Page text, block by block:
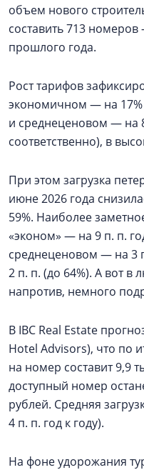
объем нового
составить 713
прошлого года.
Рост тарифов
экономичном — на 17%
и среднеценовом — на
соответственно), в
При этом загрузка
июне 2026 года
59%. Наиболее
«эконом» — на 9 п. п.
среднеценовом — на 3
2 п. п. (до 64%). А вот в
напротив, немного
В IBC Real Estate
Hotel Advisors), что по
на номер составит 9,9
доступный номер
рублей. Средняя
4 п. п. год к году).
На фоне удорожания